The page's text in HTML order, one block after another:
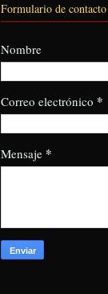
Formulario de contacto
Nombre
Correo electrónico *
Mensaje *